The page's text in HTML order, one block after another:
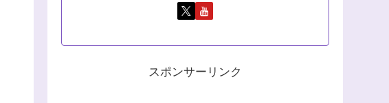
スポンサーリンク